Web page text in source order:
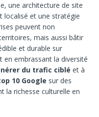
une architecture de site
localisé et une stratégie
peuvent non
mais aussi bâtir
et durable sur
en embrassant la diversité
du trafic ciblé et à
10 Google sur des
la richesse culturelle en